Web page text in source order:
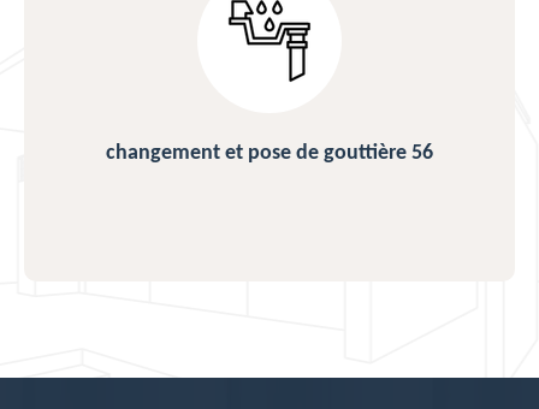
changement et pose de gouttière 56